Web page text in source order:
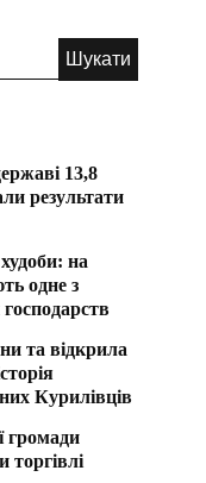
13,8
результати
на
одне з
та відкрила
Курилівців
громади
торгівлі